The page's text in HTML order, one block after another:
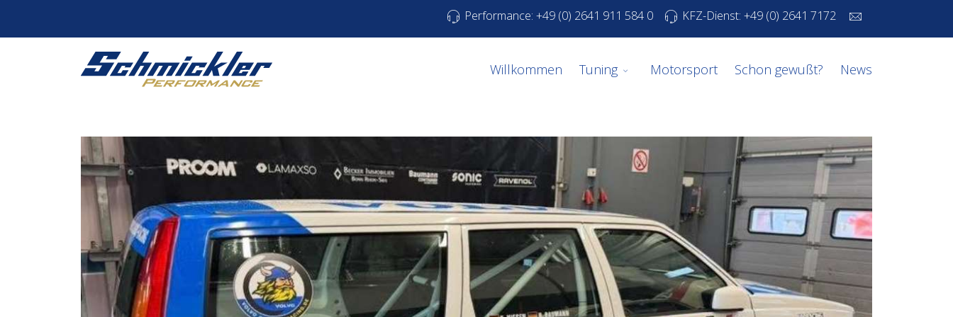
Performance: +49 (0) 2641 911 584 0 KFZ-Dienst: +49 (0) 2641 7172
Willkommen Tuning Motorsport Schon gewußt? News